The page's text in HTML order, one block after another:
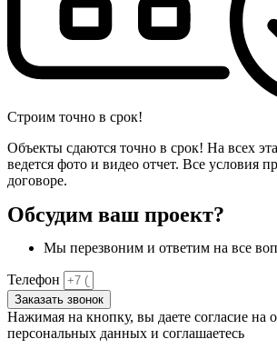
Строим точно в срок!
Объекты сдаются точно в срок! На всех
ведется фото и видео отчет. Все условия
договоре.
Обсудим ваш проект?
Мы перезвоним и ответим на все
Телефон
Заказать звонок
Нажимая на кнопку, вы даете согласие на
персональных данных и соглашаетесь